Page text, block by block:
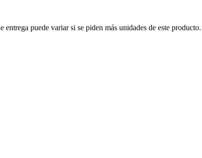
puede variar si se piden más unidades de este producto.